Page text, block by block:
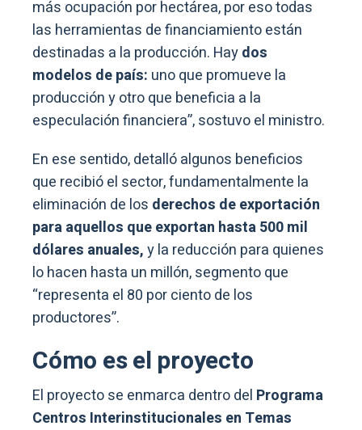
más ocupación por hectárea, por eso todas
las herramientas de financiamiento están
destinadas a la producción. Haydos
modelos de país: uno que promueve la
producción y otro que beneficia a la
especulación financiera”, sostuvo el ministro.
En ese sentido, detalló algunos beneficios
que recibió el sector, fundamentalmente la
eliminación de los derechos de exportación
para aquellos que exportan hasta 500 mil
dólares anuales,y la reducción para quienes
lo hacen hasta un millón, segmento que
“representa el 80 por ciento de los
productores”.
Cómo es el proyecto
El proyecto se enmarca dentro del Programa
Centros Interinstitucionales en Temas